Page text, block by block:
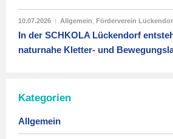
10.07.2026 | Allgemein Förderverein
In der SCHKOLA Lückendorf
naturnahe Kletter- und
Kategorien
Allgemein